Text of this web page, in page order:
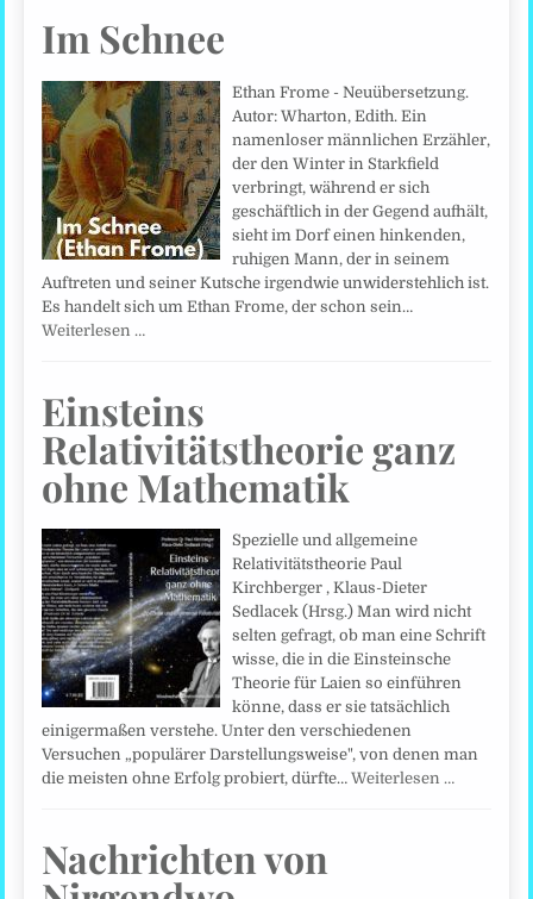
Im Schnee
Ethan Frome - Neuübersetzung.
Autor: Wharton, Edith. Ein
namenloser männlichen Erzähler,
der den Winter in Starkfield
verbringt, während er sich
geschäftlich in der Gegend aufhält,
sieht im Dorf einen hinkenden,
ruhigen Mann, der in seinem
Auftreten und seiner Kutsche irgendwie unwiderstehlich ist.
Es handelt sich um Ethan Frome, der schon sein…
Weiterlesen …
Einsteins
Relativitätstheorie ganz
ohne Mathematik
Spezielle und allgemeine
Relativitätstheorie Paul
Kirchberger , Klaus-Dieter
Sedlacek (Hrsg.) Man wird nicht
selten gefragt, ob man eine Schrift
wisse, die in die Einsteinsche
Theorie für Laien so einführen
könne, dass er sie tatsächlich
einigermaßen verstehe. Unter den verschiedenen
Versuchen „populärer Darstellungsweise", von denen man
die meisten ohne Erfolg probiert, dürfte…Weiterlesen …
Nachrichten von